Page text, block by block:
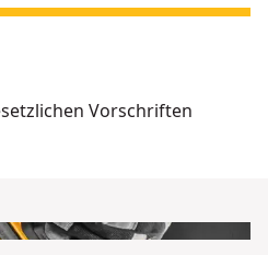
Vorschriften